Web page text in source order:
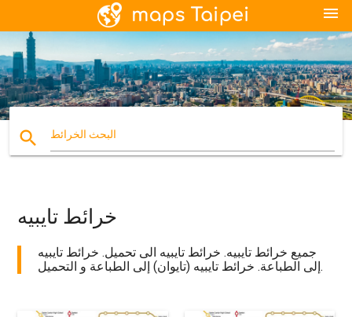
menu
search البحث الخرائط
خرائط تايبيه
جميع خرائط تايبيه. خرائط تايبيه الى تحميل. خرائط تايبيه
إلى الطباعة. خرائط تايبيه (تايوان) إلى الطباعة و التحميل.